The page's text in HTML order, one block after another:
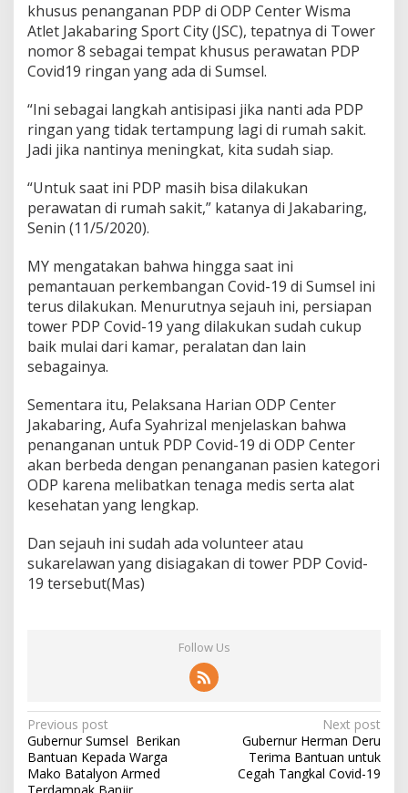
khusus penanganan PDP di ODP Center Wisma
Atlet Jakabaring Sport City (JSC), tepatnya di Tower
nomor 8 sebagai tempat khusus perawatan PDP
Covid19 ringan yang ada di Sumsel.
“Ini sebagai langkah antisipasi jika nanti ada PDP
ringan yang tidak tertampung lagi di rumah sakit.
Jadi jika nantinya meningkat, kita sudah siap.
“Untuk saat ini PDP masih bisa dilakukan
perawatan di rumah sakit,” katanya di Jakabaring,
Senin (11/5/2020).
MY mengatakan bahwa hingga saat ini
pemantauan perkembangan Covid-19 di Sumsel ini
terus dilakukan. Menurutnya sejauh ini, persiapan
tower PDP Covid-19 yang dilakukan sudah cukup
baik mulai dari kamar, peralatan dan lain
sebagainya.
Sementara itu, Pelaksana Harian ODP Center
Jakabaring, Aufa Syahrizal menjelaskan bahwa
penanganan untuk PDP Covid-19 di ODP Center
akan berbeda dengan penanganan pasien kategori
ODP karena melibatkan tenaga medis serta alat
kesehatan yang lengkap.
Dan sejauh ini sudah ada volunteer atau
sukarelawan yang disiagakan di tower PDP Covid-
19 tersebut(Mas)
Follow Us
Post
navigation
Previous post
Gubernur Sumsel Berikan
Bantuan Kepada Warga
Mako Batalyon Armed
Next post
Gubernur Herman Deru
Terima Bantuan untuk
Cegah Tangkal Covid-19